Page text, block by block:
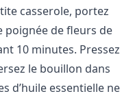
casserole, portez
poignée de fleurs de
10 minutes. Pressez
le bouillon dans
d’huile essentielle ne